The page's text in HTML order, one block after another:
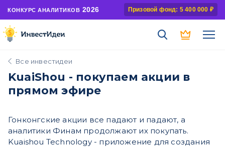
КОНКУРС АНАЛИТИКОВ 2026 Призовой фонд: 5 400 000 ₽
Все инвестидеи
KuaiShou - покупаем акции в
прямом эфире
Гонконгские акции все падают и падают, а
аналитики Финам продолжают их покупать.
Kuaishou Technology - приложение для создания